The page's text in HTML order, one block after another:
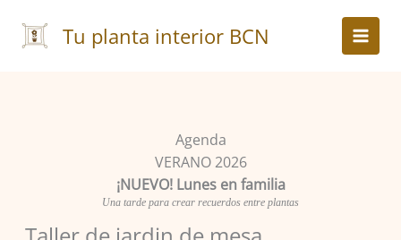
contenido
Tu planta interior BCN
Agenda
VERANO 2026
¡NUEVO! Lunes en familia
Una tarde para crear recuerdos entre plantas